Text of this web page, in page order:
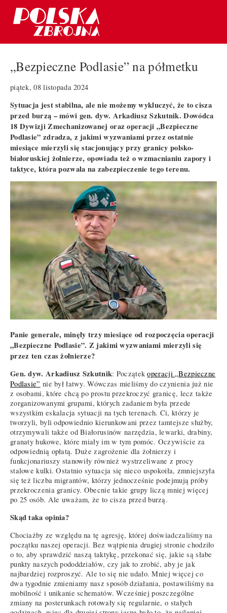
„Bezpieczne Podlasie” na półmetku
piątek, 08 listopada 2024
Sytuacja jest stabilna, ale nie możemy wykluczyć, że to cisza
przed burzą – mówi gen. dyw. Arkadiusz Szkutnik. Dowódca
18 Dywizji Zmechanizowanej oraz operacji „Bezpieczne
Podlasie” zdradza, z jakimi wyzwaniami przez ostatnie
miesiące mierzyli się stacjonujący przy granicy polsko-
białoruskiej żołnierze, opowiada też o wzmacnianiu zapory i
taktyce, która pozwala na zabezpieczenie tego terenu.
Panie generale, minęły trzy miesiące od rozpoczęcia operacji
„Bezpieczne Podlasie”. Z jakimi wyzwaniami mierzyli się
przez ten czas żołnierze?
Gen. dyw. Arkadiusz Szkutnik: Początekoperacji „Bezpieczne
Podlasie” nie był łatwy. Wówczas mieliśmy do czynienia już nie
z osobami, które chcą po prostu przekroczyć granicę, lecz także
zorganizowanymi grupami, których zadaniem była przede
wszystkim eskalacja sytuacji na tych terenach. Ci, którzy je
tworzyli, byli odpowiednio kierunkowani przez tamtejsze służby,
otrzymywali także od Białorusinów narzędzia, lewarki, drabiny,
granaty hukowe, które miały im w tym pomóc. Oczywiście za
odpowiednią opłatą. Duże zagrożenie dla żołnierzy i
funkcjonariuszy stanowiły również wystrzeliwane z procy
stalowe kulki. Ostatnio sytuacja się nieco uspokoiła, zmniejszyła
się też liczba migrantów, którzy jednocześnie podejmują próby
przekroczenia granicy. Obecnie takie grupy liczą mniej więcej
po 25 osób. Ale uważam, że to cisza przed burzą.
Skąd taka opinia?
Chociażby ze względu na tę agresję, której doświadczaliśmy na
początku naszej operacji. Bez wątpienia drugiej stronie chodziło
o to, aby sprawdzić naszą taktykę, przekonać się, jakie są słabe
punkty naszych pododdziałów, czy jak to zrobić, aby je jak
najbardziej rozproszyć. Ale to się nie udało. Mniej więcej co
dwa tygodnie zmieniamy nasz sposób działania, postawiliśmy na
mobilność i unikanie schematów. Wcześniej poszczególne
zmiany na posterunkach rotowały się regularnie, o stałych